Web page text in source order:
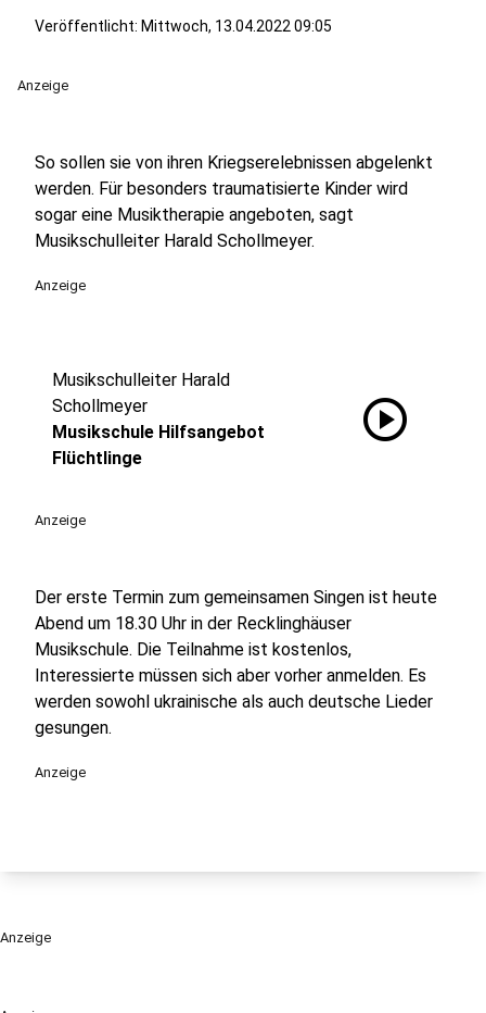
Veröffentlicht: Mittwoch, 13.04.2022 09:05
Anzeige
So sollen sie von ihren Kriegserelebnissen abgelenkt
werden. Für besonders traumatisierte Kinder wird
sogar eine Musiktherapie angeboten, sagt
Musikschulleiter Harald Schollmeyer.
Anzeige
Musikschulleiter Harald
Schollmeyer
Musikschule Hilfsangebot
Flüchtlinge
play_circle
Anzeige
Der erste Termin zum gemeinsamen Singen ist heute
Abend um 18.30 Uhr in der Recklinghäuser
Musikschule. Die Teilnahme ist kostenlos,
Interessierte müssen sich aber vorher anmelden. Es
werden sowohl ukrainische als auch deutsche Lieder
gesungen.
Anzeige
Anzeige